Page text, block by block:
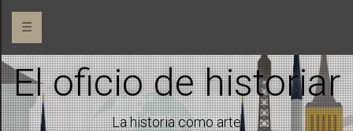
☰
El oficio de historiar
La historia como arte